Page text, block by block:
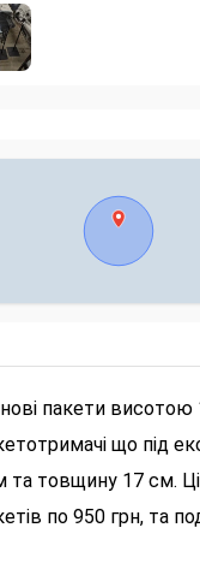
пакети
що під
товщину 17 см.
по 950 грн, та